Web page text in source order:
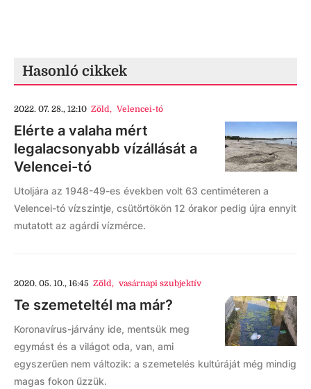
Hasonló cikkek
2022. 07. 28., 12:10 Zöld, Velencei-tó
Elérte a valaha mért
legalacsonyabb vízállását a
Velencei-tó
Utoljára az 1948-49-es években volt 63 centiméteren a
Velencei-tó vízszintje, csütörtökön 12 órakor pedig újra ennyit
mutatott az agárdi vízmérce.
2020. 05. 10., 16:45 Zöld, vasárnapi szubjektív
Te szemeteltél ma már?
Koronavírus-járvány ide, mentsük meg
egymást és a világot oda, van, ami
egyszerűen nem változik: a szemetelés kultúráját még mindig
magas fokon űzzük.